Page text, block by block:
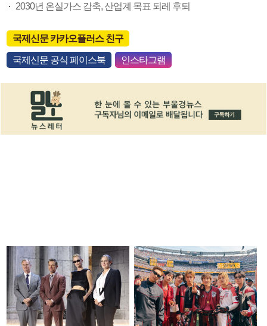
2030년 온실가스 감축, 산업계 목표 되레 후퇴
국제신문 카카오플러스 친구
국제신문 공식 페이스북 인스타그램